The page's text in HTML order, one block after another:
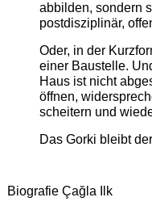
abbilden, sondern
postdisziplinär,
Oder, in der
einer Baustelle.
Haus ist nicht
öffnen,
scheitern und
Das Gorki bleibt
Biografie Çağla Ilk